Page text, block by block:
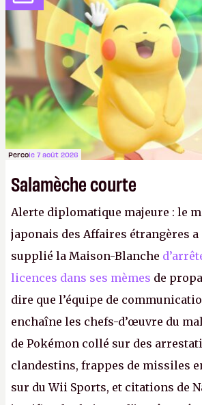
anciens. Il leur faudrait une
consoles à ces petits cons !
Percole 7 août 2026
Salamèche courte
Alerte diplomatique majeure : le
japonais des Affaires étrangères
supplié la Maison-Blanche
licences dans ses mèmes de
dire que l’équipe de
enchaîne les chefs-d’œuvre du
de Pokémon collé sur des
clandestins, frappes de missiles
sur du Wii Sports, et citations de